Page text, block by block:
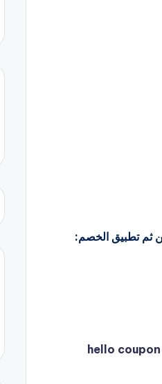
ثم تطبيق الخصم: